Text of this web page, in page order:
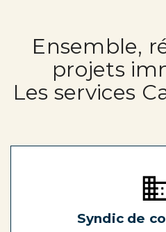
Ensemble,
projets
Les services
Syndic de